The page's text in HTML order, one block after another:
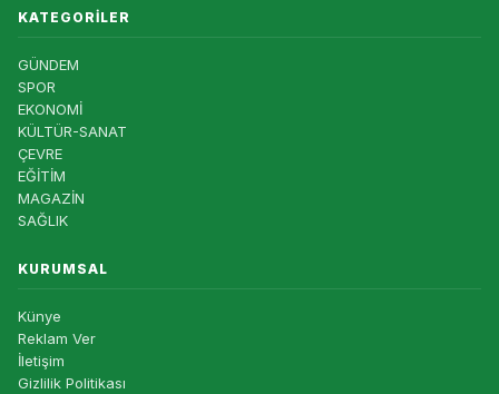
KATEGORILER
GÜNDEM
SPOR
EKONOMİ
KÜLTÜR-SANAT
ÇEVRE
EĞİTİM
MAGAZİN
SAĞLIK
KURUMSAL
Künye
Reklam Ver
İletişim
Gizlilik Politikası